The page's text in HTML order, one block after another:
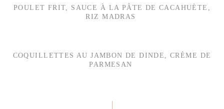
POULET FRIT, SAUCE À LA PÂTE DE CACAHUÈTE,
RIZ MADRAS
COQUILLETTES AU JAMBON DE DINDE, CRÈME DE
PARMESAN